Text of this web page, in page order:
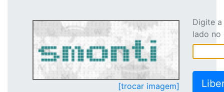
[trocar imagem]
Digite
lado no